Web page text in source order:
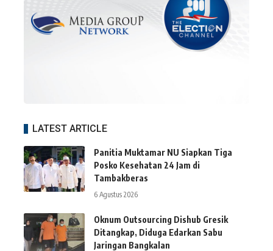
LATEST ARTICLE
Panitia Muktamar NU Siapkan Tiga
Posko Kesehatan 24 Jam di
Tambakberas
6 Agustus 2026
Oknum Outsourcing Dishub Gresik
Ditangkap, Diduga Edarkan Sabu
Jaringan Bangkalan